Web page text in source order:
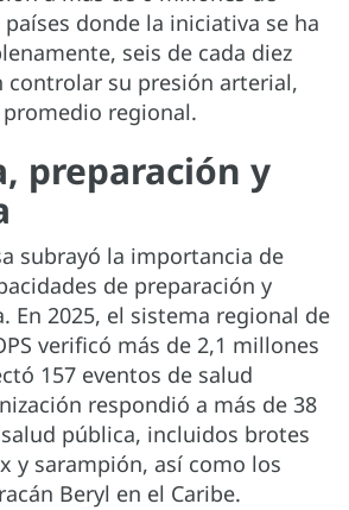
países donde la iniciativa se ha
seis de cada diez
controlar su presión arterial,
regional.
preparación y
subrayó la importancia de
de preparación y
En 2025, el sistema regional de
verificó más de 2,1 millones
157 eventos de salud
respondió a más de 38
pública, incluidos brotes
y sarampión, así como los
Beryl en el Caribe.